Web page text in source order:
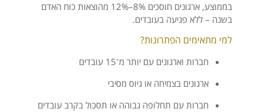
בממוצע, ארגונים חוסכים 8%–12% מהוצאות כוח האדם
בשנה – ללא פגיעה בעובדים.
למי מתאימים הפתרונות?
חברות וארגונים עם יותר מ־15 עובדים
ארגונים בצמיחה או גיוס מסיבי
חברות עם תחלופה גבוהה או תסכול בקרב עובדים